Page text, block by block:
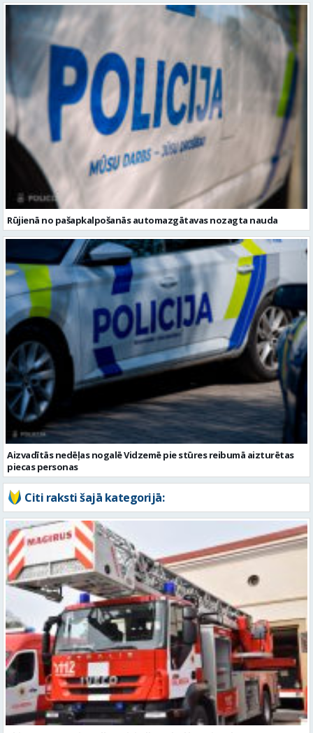
Rūjienā no pašapkalpošanās automazgātavas nozagta nauda
Aizvadītās nedēļas nogalē Vidzemē pie stūres reibumā aizturētas
piecas personas
Citi raksti šajā kategorijā:
Vidzemē ugunsdzēsējiem glābējiem pieci izsaukumi